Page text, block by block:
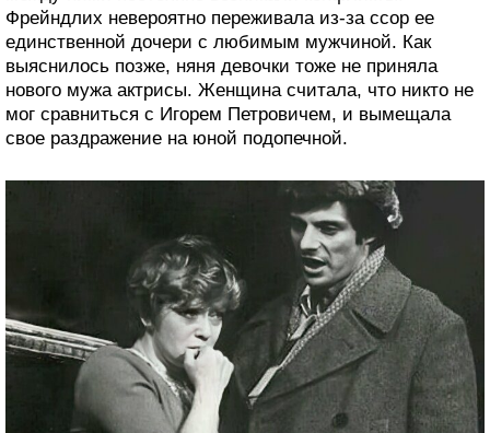
Фрейндлих невероятно переживала из-за ссор ее
единственной дочери с любимым мужчиной. Как
выяснилось позже, няня девочки тоже не приняла
нового мужа актрисы. Женщина считала, что никто не
мог сравниться с Игорем Петровичем, и вымещала
свое раздражение на юной подопечной.